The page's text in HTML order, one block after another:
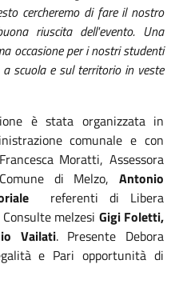
cercheremo di fare il nostro
riuscita dell'evento. Una
occasione per i nostri studenti
scuola e sul territorio in veste
è stata organizzata in
comunale e con
Moratti, Assessora
di Melzo, Antonio
referenti di Libera
melzesi Gigi Foletti,
Vailati. Presente Debora
e Pari opportunità di